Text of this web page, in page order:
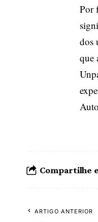
Por
dos
que
Compartilhe
ARTIGO ANTERIOR